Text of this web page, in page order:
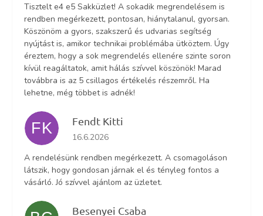
Tisztelt e4 e5 Sakküzlet! A sokadik megrendelésem is
rendben megérkezett, pontosan, hiánytalanul, gyorsan.
Köszönöm a gyors, szakszerű és udvarias segítség
nyújtást is, amikor technikai problémába ütköztem. Úgy
éreztem, hogy a sok megrendelés ellenére szinte soron
kívül reagáltatok, amit hálás szívvel köszönök! Marad
továbbra is az 5 csillagos értékelés részemről. Ha
lehetne, még többet is adnék!
FK Fendt Kitti
Az áruház értékelése 5-ből 5 csillag.
16.6.2026
A rendelésünk rendben megérkezett. A csomagoláson
látszik, hogy gondosan járnak el és tényleg fontos a
vásárló. Jó szívvel ajánlom az üzletet.
Besenyei Csaba